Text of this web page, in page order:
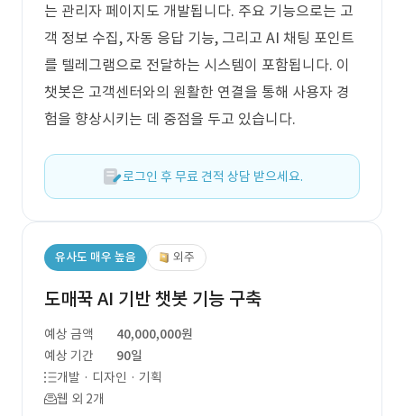
는 관리자 페이지도 개발됩니다. 주요 기능으로는 고
객 정보 수집, 자동 응답 기능, 그리고 AI 채팅 포인트
를 텔레그램으로 전달하는 시스템이 포함됩니다. 이
챗봇은 고객센터와의 원활한 연결을 통해 사용자 경
험을 향상시키는 데 중점을 두고 있습니다.
로그인 후 무료 견적 상담 받으세요.
유사도 매우 높음 외주
도매꾹 AI 기반 챗봇 기능 구축
예상 금액
40,000,000원
예상 기간
90일
개발 · 디자인 · 기획
웹 외 2개